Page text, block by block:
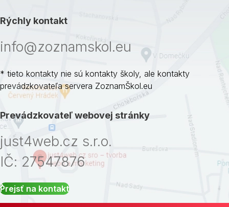
Rýchly kontakt
info@zoznamskol.eu
* tieto kontakty nie sú kontakty školy, ale kontakty
prevádzkovateľa servera ZoznamŠkol.eu
Prevádzkovateľ webovej stránky
just4web.cz s.r.o.
IČ: 27547876
Prejsť na kontakt